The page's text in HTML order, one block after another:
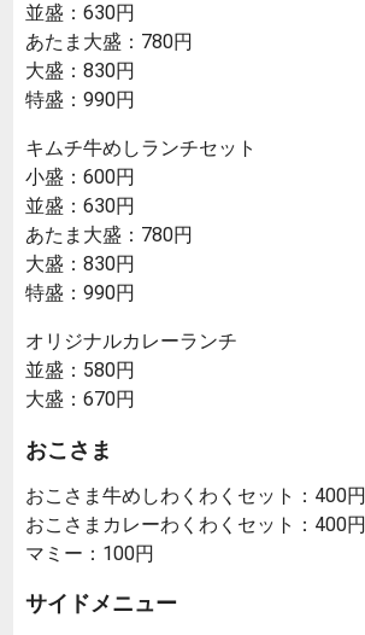
並盛：630円
あたま大盛：780円
大盛：830円
特盛：990円
キムチ牛めしランチセット
小盛：600円
並盛：630円
あたま大盛：780円
大盛：830円
特盛：990円
オリジナルカレーランチ
並盛：580円
大盛：670円
おこさま
おこさま牛めしわくわくセット：400円
おこさまカレーわくわくセット：400円
マミー：100円
サイドメニュー